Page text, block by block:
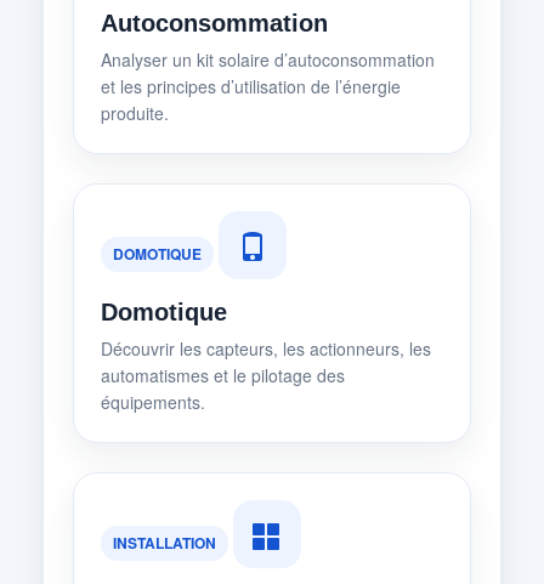
Autoconsommation
Analyser un kit solaire d’autoconsommation
et les principes d’utilisation de l’énergie
produite.
DOMOTIQUE
Domotique
Découvrir les capteurs, les actionneurs, les
automatismes et le pilotage des
équipements.
INSTALLATION